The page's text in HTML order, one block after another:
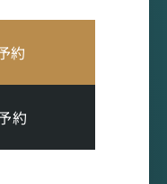
約
約